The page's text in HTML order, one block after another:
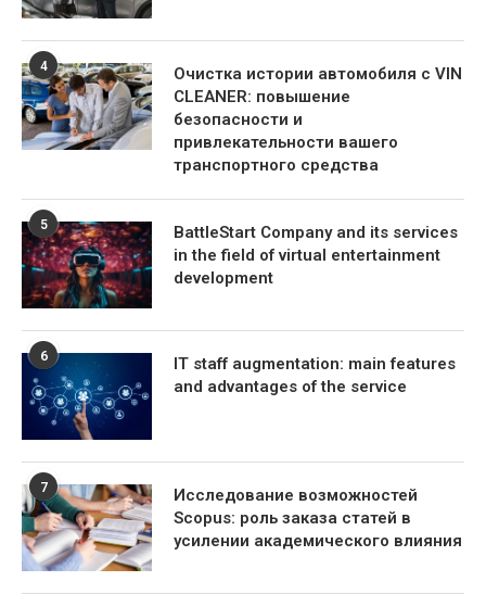
4
Очистка истории автомобиля с VIN
CLEANER: повышение
безопасности и
привлекательности вашего
транспортного средства
5
BattleStart Company and its services
in the field of virtual entertainment
development
6
IT staff augmentation: main features
and advantages of the service
7
Исследование возможностей
Scopus: роль заказа статей в
усилении академического влияния